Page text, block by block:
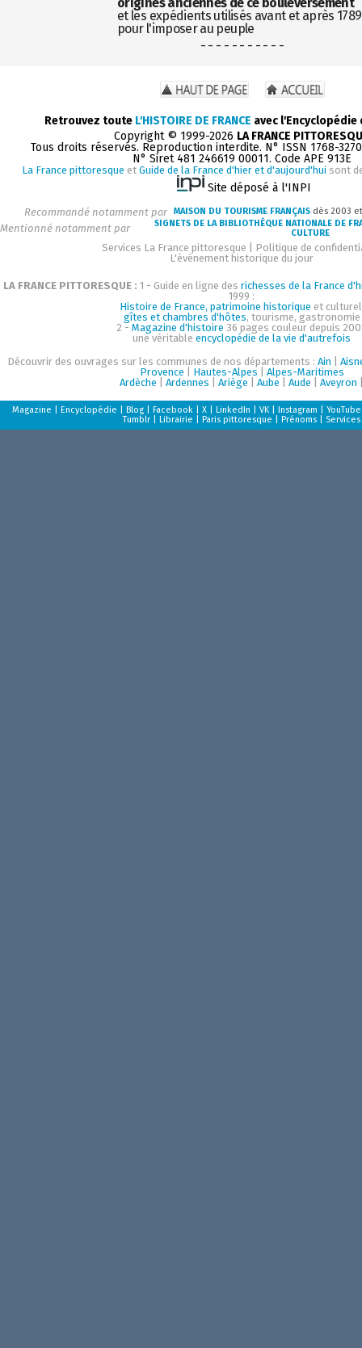
et les expédients utilisés avant et après 1789
pour l'imposer au peuple
- - - - - - - - - - -
Retrouvez toute L'HISTOIRE DE FRANCE avec
Copyright © 1999-2026 LA FRANCE
Tous droits réservés. Reproduction interdite. N° ISSN 1768-
N° Siret 481 246619 00011. Code APE 913E
La France pittoresque et Guide de la France d'hier et d'aujourd'hui sont
Site déposé à l'INPI
Recommandé notamment par MAISON DU TOURISME FRANÇAIS dès 2003
Mentionné notamment par
SIGNETS DE LA BIBLIOTHÈQUE NATIONALE DE
CULTURE
Services La France pittoresque
Politique de
L'événement historique du jour
LA FRANCE PITTORESQUE : 1 - Guide en ligne des richesses de la France
1999 :
Histoire de France, patrimoine historique et
gîtes et chambres d'hôtes, tourisme, gastronomie
2 - Magazine d'histoire 36 pages couleur depuis
une véritableencyclopédie de la vie d'autrefois
Découvrir des ouvrages sur les communes de nos départements :Ain |
Provence
Hautes-Alpes
Alpes-Maritimes
Ardèche |Ardennes |Ariège |Aube |Aude |Aveyron
Magazine |Encyclopédie |Blog |Facebook |X |LinkedIn |VK |Instagram |YouTube
Tumblr |Librairie |Paris pittoresque |Prénoms Services